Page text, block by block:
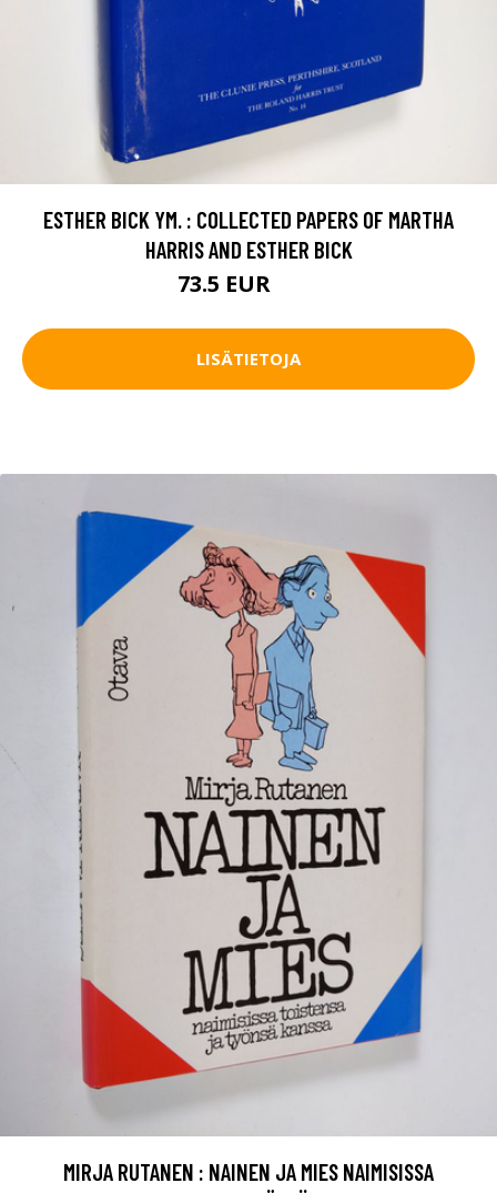
ESTHER BICK YM. : COLLECTED PAPERS OF MARTHA
HARRIS AND ESTHER BICK
73.5 EUR
LISÄTIETOJA
MIRJA RUTANEN : NAINEN JA MIES NAIMISISSA